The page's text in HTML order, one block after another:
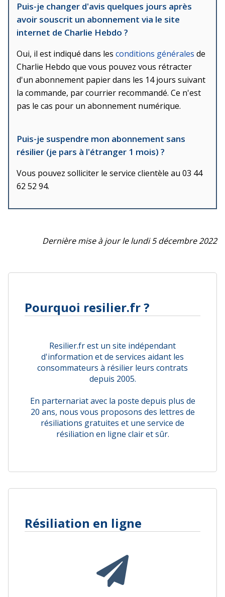
Puis-je changer d'avis quelques jours après
avoir souscrit un abonnement via le site
internet de Charlie Hebdo ?
Oui, il est indiqué dans les conditions générales de
Charlie Hebdo que vous pouvez vous rétracter
d'un abonnement papier dans les 14 jours suivant
la commande, par courrier recommandé. Ce n'est
pas le cas pour un abonnement numérique.
Puis-je suspendre mon abonnement sans
résilier (je pars à l'étranger 1 mois) ?
Vous pouvez solliciter le service clientèle au 03 44
62 52 94.
Dernière mise à jour le lundi 5 décembre 2022
Pourquoi resilier.fr ?
Resilier.fr est un site indépendant
d'information et de services aidant les
consommateurs à résilier leurs contrats
depuis 2005.
En parternariat avec la poste depuis plus de
20 ans, nous vous proposons des lettres de
résiliations gratuites et une service de
résiliation en ligne clair et sûr.
Résiliation en ligne